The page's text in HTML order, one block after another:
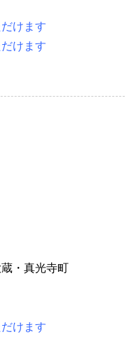
けます
けます
真光寺町
けます